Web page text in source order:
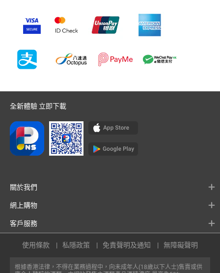
全新體驗 立即下載
關於我們
網上購物
客戶服務
根據香港法律，不得在業務過程中，向未成年人(18歲以下人士)售賣或供
使用條款 私隱政策 免責聲明及通知 無障礙聲明